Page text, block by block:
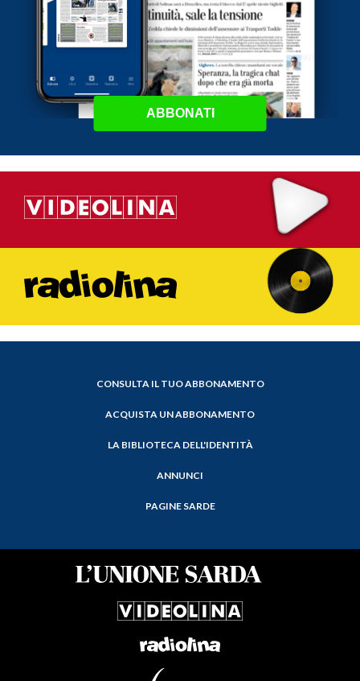
ABBONATI
CONSULTA IL TUO ABBONAMENTO
ACQUISTA UN ABBONAMENTO
LA BIBLIOTECA DELL'IDENTITÀ
ANNUNCI
PAGINE SARDE